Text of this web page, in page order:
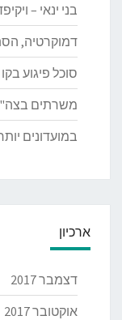
בני ינאי –
דמוקרטיה,
סוכל פיגוע
משרתים
במועדונים
ארכיון
דצמבר 2017
אוקטובר 2017